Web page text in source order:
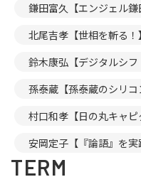
鎌田富久【エンジェル鎌
北尾吉孝【世相を斬る！】
鈴木康弘【デジタルシフ
孫泰蔵【孫泰蔵のシリコ
村口和孝【日の丸キャピ
安岡定子【『論語』を実
TERM